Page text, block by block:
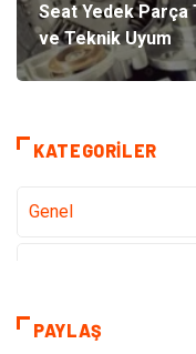
Seat Yedek
ve Teknik Uyum
KATEGORILER
Genel
Sağlık
PAYLAŞ